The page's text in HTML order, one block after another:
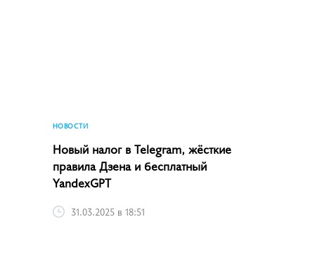
НОВОСТИ
Новый налог в Telegram, жёсткие
правила Дзена и бесплатный
YandexGPT
31.03.2025 в 18:51